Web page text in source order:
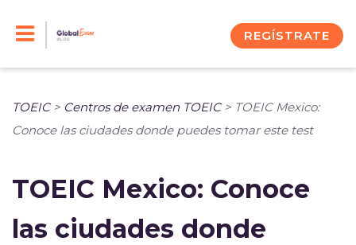
REGÍSTRATE
TOEIC> Centros de examen TOEIC> TOEIC Mexico:
Conoce las ciudades donde puedes tomar este test
TOEIC Mexico: Conoce
las ciudades donde